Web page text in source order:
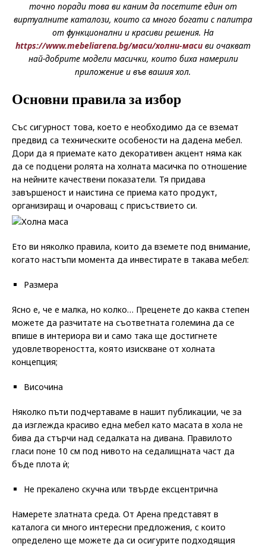
точно поради това ви каним да посетите един от
виртуалните каталози, които са много богати с палитра
от функционални и красиви решения. На
https://www.mebeliarena.bg/маси/холни-маси ви очакват
най-добрите модели масички, които биха намерили
приложение и във вашия хол.
Основни правила за избор
Със сигурност това, което е необходимо да се вземат
предвид са техническите особености на дадена мебел.
Дори да я приемате като декоративен акцент няма как
да се подцени ролята на холната масичка по отношение
на нейните качествени показатели. Тя придава
завършеност и наистина се приема като продукт,
организиращ и очароващ с присъствието си.
Ето ви няколко правила, които да вземете под внимание,
когато настъпи момента да инвестирате в такава мебел:
Размера
Ясно е, че е малка, но колко… Преценете до каква степен
можете да разчитате на съответната големина да се
впише в интериора ви и само така ще достигнете
удовлетвореността, която изискване от холната
концепция;
Височина
Няколко пъти подчертаваме в нашит публикации, че за
да изглежда красиво една мебел като масата в хола не
бива да стърчи над седалката на дивана. Правилото
гласи поне 10 см под нивото на седалищната част да
бъде плота ѝ;
Не прекалено скучна или твърде ексцентрична
Намерете златната среда. От Арена представят в
каталога си много интересни предложения, с които
определено ще можете да си осигурите подходящия